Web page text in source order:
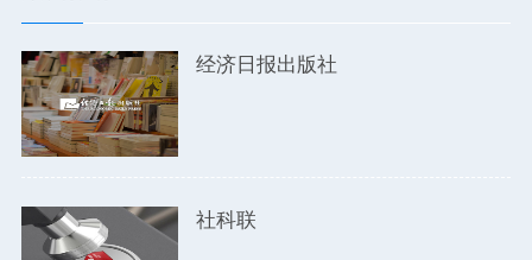
经济日报出版社
社科联